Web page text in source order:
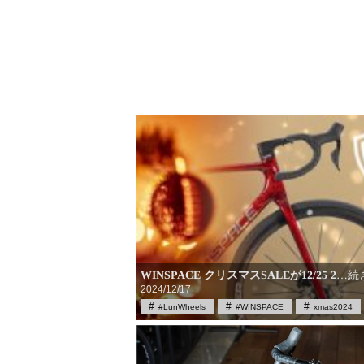
WINSPACE クリスマスSALEが12/25 2…続
2024/12/17
#LunWheels #WINSPACE xmas2024